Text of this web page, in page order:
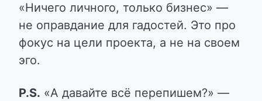
«Ничего личного, только бизнес» —
не оправдание для гадостей. Это про
фокус на цели проекта, а не на своем
эго.
P.S. «А давайте всё перепишем?» —